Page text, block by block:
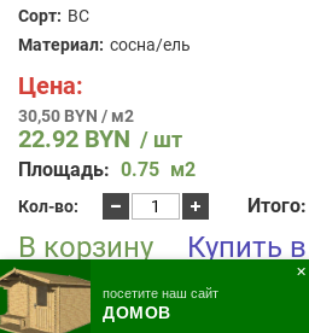
Сорт: BC
Материал: сосна/ель
Цена:
30,50 BYN / м2
22.92 BYN / шт
Площадь: 0.75 м2
Итого:
Кол-во:
Количество
товара
Доска
пола
27x125x6000
В корзину Купить
посетите наш сайт
ДОМОВ
✕